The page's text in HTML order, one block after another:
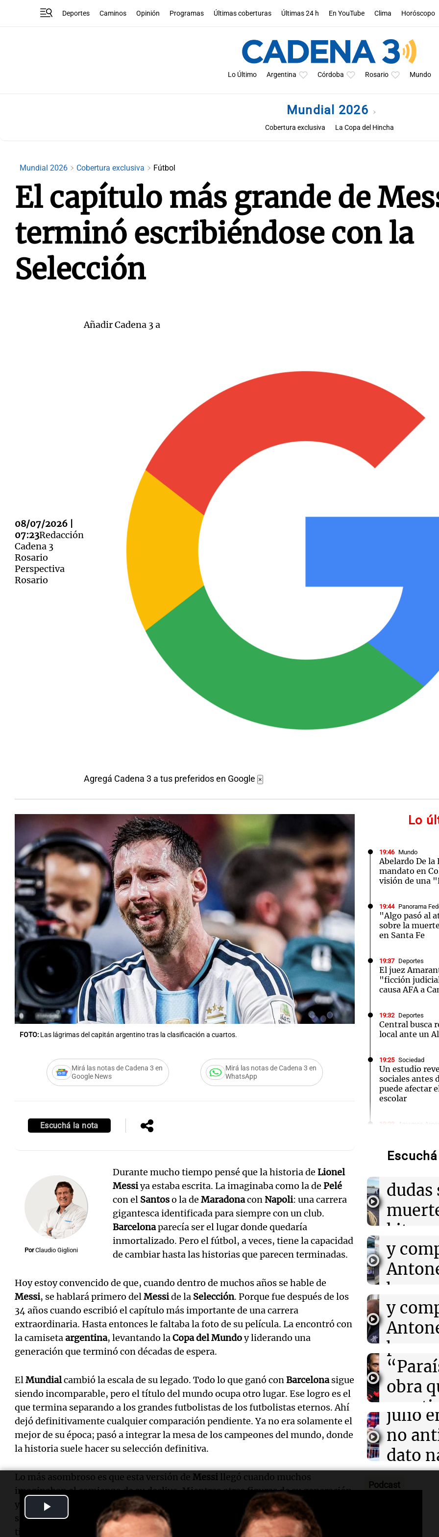
Deportes Caminos Opinión Programas Últimas coberturas Últimas 24 h En YouTube Clima Horóscopo
Lo Último Argentina Córdoba Rosario Mundo
Mundial 2026
Cobertura exclusiva La Copa del Hincha
Mundial 2026 Cobertura exclusiva Fútbol
El capítulo más grande de
terminó escribiéndose con la
Selección
08/07/2026 |
07:23Redacción
Cadena 3
Rosario
Perspectiva
Rosario
Añadir Cadena 3 a
Agregá Cadena 3 a tus preferidos en Google ×
FOTO: Las lágrimas del capitán argentino tras la clasificación a cuartos.
Mirá las notas de Cadena 3 en
Google News
Mirá las notas de Cadena 3 en
WhatsApp
Escuchá la nota
Por Claudio Giglioni
Durante mucho tiempo pensé que la historia de Lionel
Messiya estaba escrita. La imaginaba como la de Pelé
con el Santoso la de MaradonaconNapoli: una carrera
gigantesca identificada para siempre con un club.
Barcelonaparecía ser el lugar donde quedaría
inmortalizado. Pero el fútbol, a veces, tiene la capacidad
de cambiar hasta las historias que parecen terminadas.
Hoy estoy convencido de que, cuando dentro de muchos años se hable de
Messi, se hablará primero delMesside la Selección. Porque fue después de los
34 años cuando escribió el capítulo más importante de una carrera
extraordinaria. Hasta entonces le faltaba la foto de su película. La encontró con
la camisetaargentina, levantando laCopa del Mundoy liderando una
generación que terminó con décadas de espera.
ElMundialcambió la escala de su legado. Todo lo que ganó conBarcelonasigue
siendo incomparable, pero el título del mundo ocupa otro lugar. Ese logro es el
que termina separando a los grandes futbolistas de los futbolistas eternos. Ahí
dejó definitivamente cualquier comparación pendiente. Ya no era solamente el
mejor de su época; pasó a integrar la mesa de los campeones del mundo, donde
la historia suele hacer su selección definitiva.
Lo más asombroso es que esta versión de Messi llegó cuando muchos
imaginaban el comienzo de su declive. Mientras otras figuras de su generación
ya muestran apenas destellos, él sigue llegando a un
Mundialen plenitud,
siendo decisivo y marcando el rumbo de la
. No juega contra el
tiempo; juega por encima del tiempo.
Lo
19:46 Mundo
Abelardo De la
mandato en
visión de una
19:44 Panorama
"Algo pasó al
sobre la
en Santa Fe
19:37 Deportes
El juez
"ficción
causa AFA a
19:32 Deportes
Central busca
local ante un
19:25 Sociedad
Un estudio
sociales antes
puede afectar
escolar
19:22 Amamos
que cuestiona
masculinas
19:21 Ahora país
"Consigue
bromeó sobre
compras de
Invencible
estadio que
Juegos
El juicio
comenzará el
tras rechazar
Audio.
pasó al
dudas
Santa
Noticias
Episodios
Audio.
cortes
y
Ahora país
Episodios
Audio.
cortes
y
Viva la
Episodios
Audio.
obra
Amamos
Episodios
Audio.
qué el
julio
no
dato
según
Audio.
"La
Audio.
Podcast
Editorial
Notas
Mundial 2026 La Sole en Cadena 3 Cadena 3